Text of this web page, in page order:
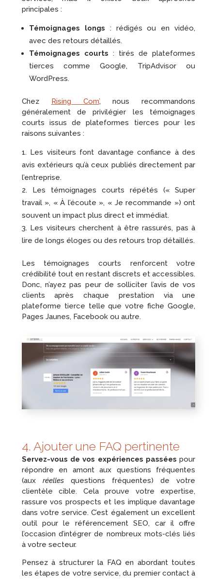
principales :
Témoignages longs : rédigés ou en vidéo,
avec des retours détaillés.
Témoignages courts : tirés de plateformes
tierces comme Google, TripAdvisor ou
WordPress.
Chez Rising Com’, nous recommandons
généralement de privilégier les témoignages
courts issus de plateformes tierces pour les
raisons suivantes :
Les visiteurs font davantage confiance à des
avis extérieurs qu’à ceux publiés directement par
l’entreprise.
Les témoignages courts répétés (« Super
travail », « À l’écoute », « Je recommande ») ont
souvent un impact plus direct et immédiat.
Les visiteurs cherchent à être rassurés, pas à
lire de longs éloges ou des retours trop détaillés.
Les témoignages courts renforcent votre
crédibilité tout en restant discrets et accessibles.
Donc, n’ayez pas peur de solliciter l’avis de vos
clients après chaque prestation via une
plateforme tierce telle que votre fiche Google,
Pages Jaunes, Facebook ou autre.
4. Ajouter une FAQ pertinente
Servez-vous de vos expériences passées pour
répondre en amont aux questions fréquentes
(aux réellesquestions fréquentes) de votre
clientèle cible. Cela prouve votre expertise,
rassure vos prospects et les implique davantage
dans votre service. C’est également un excellent
outil pour le référencement SEO, car il offre
l’occasion d’intégrer de nombreux mots-clés liés
à votre secteur.
Pensez à structurer la FAQ en abordant toutes
les étapes de votre service, du premier contact à